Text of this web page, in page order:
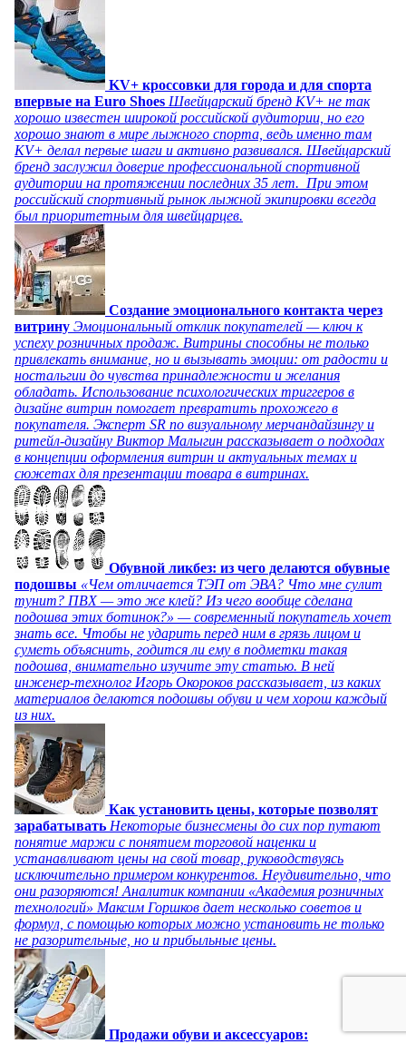
KV+ кроссовки для города и для спорта
впервые на Euro Shoes Швейцарский бренд KV+ не так
хорошо известен широкой российской аудитории, но его
хорошо знают в мире лыжного спорта, ведь именно там
KV+ делал первые шаги и активно развивался. Швейцарский
бренд заслужил доверие профессиональной спортивной
аудитории на протяжении последних 35 лет. При этом
российский спортивный рынок лыжной экипировки всегда
был приоритетным для швейцарцев.
Создание эмоционального контакта через
витрину Эмоциональный отклик покупателей — ключ к
успеху розничных продаж. Витрины способны не только
привлекать внимание, но и вызывать эмоции: от радости и
ностальгии до чувства принадлежности и желания
обладать. Использование психологических триггеров в
дизайне витрин помогает превратить прохожего в
покупателя. Эксперт SR по визуальному мерчандайзингу и
ритейл-дизайну Виктор Малыгин рассказывает о подходах
в концепции оформления витрин и актуальных темах и
сюжетах для презентации товара в витринах.
Обувной ликбез: из чего делаются обувные
подошвы «Чем отличается ТЭП от ЭВА? Что мне сулит
тунит? ПВХ — это же клей? Из чего вообще сделана
подошва этих ботинок?» — современный покупатель хочет
знать все. Чтобы не ударить перед ним в грязь лицом и
суметь объяснить, годится ли ему в подметки такая
подошва, внимательно изучите эту статью. В ней
инженер-технолог Игорь Окороков рассказывает, из каких
материалов делаются подошвы обуви и чем хорош каждый
из них.
Как установить цены, которые позволят
зарабатывать Некоторые бизнесмены до сих пор путают
понятие маржи с понятием торговой наценки и
устанавливают цены на свой товар, руководствуясь
исключительно примером конкурентов. Неудивительно, что
они разоряются! Аналитик компании «Академия розничных
технологий» Максим Горшков дает несколько советов и
формул, с помощью которых можно установить не только
не разорительные, но и прибыльные цены.
Продажи обуви и аксессуаров: